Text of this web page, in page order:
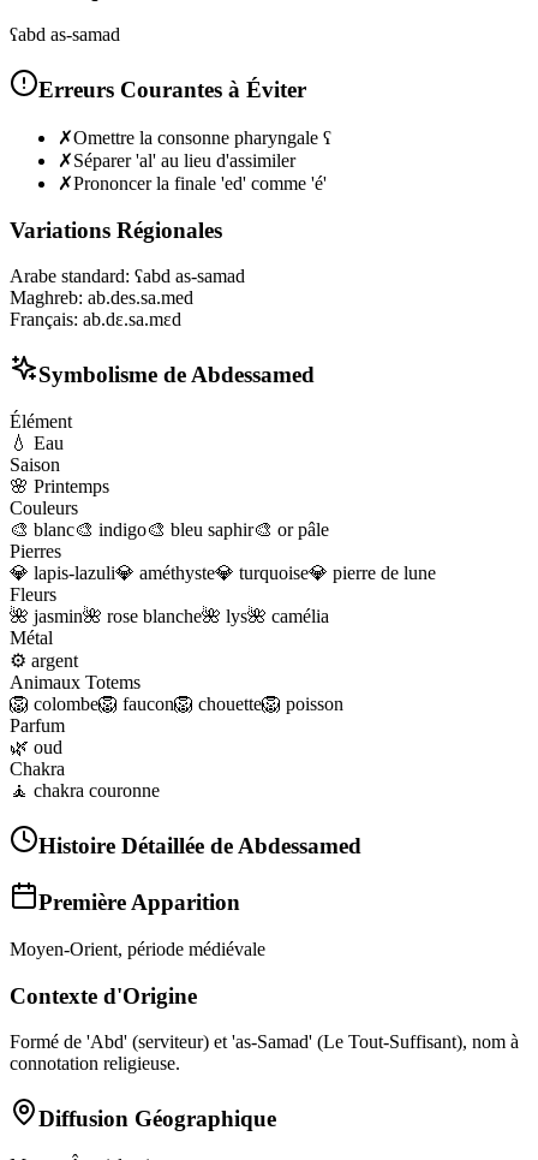
ʕabd as-samad
Erreurs Courantes à Éviter
✗Omettre la consonne pharyngale ʕ
✗Séparer 'al' au lieu d'assimiler
✗Prononcer la finale 'ed' comme 'é'
Variations Régionales
Arabe standard: ʕabd as-samad
Maghreb: ab.des.sa.med
Français: ab.dɛ.sa.mɛd
Symbolisme de Abdessamed
Élément
💧 Eau
Saison
🌸 Printemps
Couleurs
🎨 blanc🎨 indigo🎨 bleu saphir🎨 or pâle
Pierres
💎 lapis-lazuli💎 améthyste💎 turquoise💎 pierre de lune
Fleurs
🌺 jasmin🌺 rose blanche🌺 lys🌺 camélia
Métal
⚙️ argent
Animaux Totems
🦁 colombe🦁 faucon🦁 chouette🦁 poisson
Parfum
🌿 oud
Chakra
🧘 chakra couronne
Histoire Détaillée de Abdessamed
Première Apparition
Moyen-Orient, période médiévale
Contexte d'Origine
Formé de 'Abd' (serviteur) et 'as-Samad' (Le Tout-Suffisant), nom à
connotation religieuse.
Diffusion Géographique